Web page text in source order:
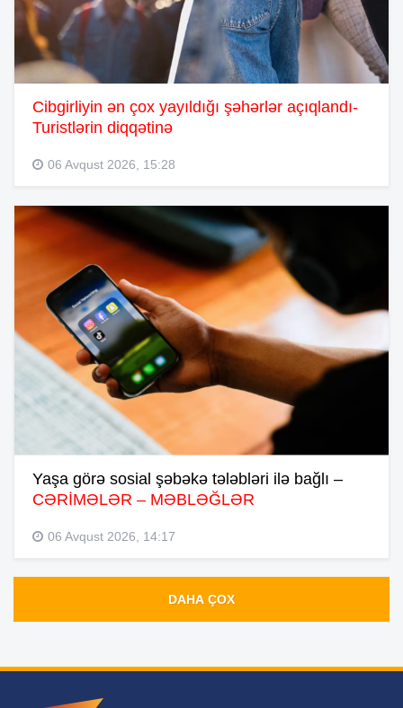
Cibgirliyin ən çox yayıldığı şəhərlər açıqlandı-
Turistlərin diqqətinə
06 Avqust 2026, 15:28
Yaşa görə sosial şəbəkə tələbləri ilə bağlı –
CƏRİMƏLƏR – MƏBLƏĞLƏR
06 Avqust 2026, 14:17
DAHA ÇOX